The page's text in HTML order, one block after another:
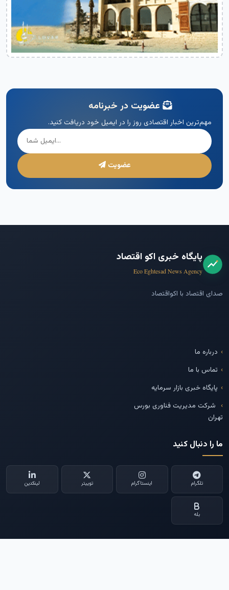
عضویت در خبرنامه
مهم‌ترین اخبار اقتصادی روز را در ایمیل خود دریافت کنید.
عضویت
پایگاه خبری اکو اقتصاد
Eco Eghtesad News Agency
صدای اقتصاد با اکواقتصاد
درباره ما
تماس با ما
پایگاه خبری بازار سرمایه
شرکت مدیریت فناوری بورس
تهران
ما را دنبال کنید
تلگرام اینستاگرام توییتر لینکدین
بله
--